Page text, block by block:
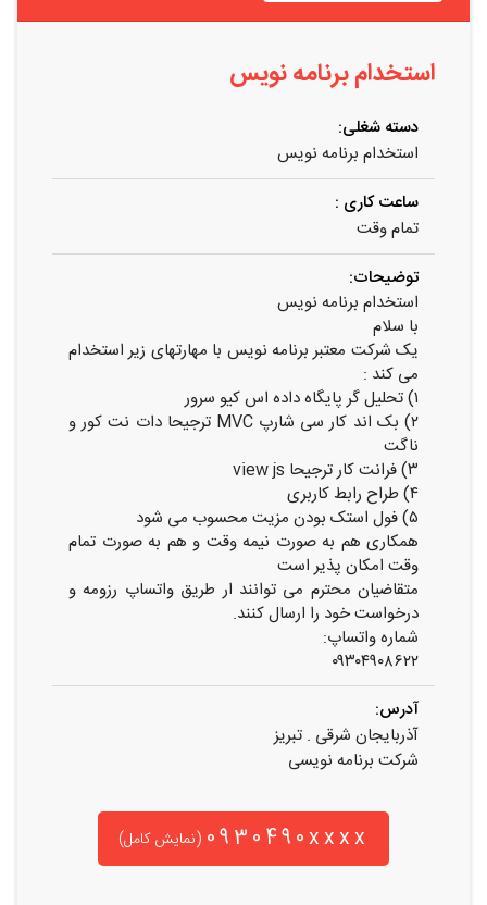
استخدام برنامه نویس
دسته شغلی:
استخدام برنامه نویس
ساعت کاری :
تمام وقت
توضیحات:
استخدام برنامه نویس
با سلام
یک شرکت معتبر برنامه نویس با مهارتهای زیر استخدام
می کند :
۱) تحلیل گر پایگاه داده اس کیو سرور
۲) بک اند کار سی شارپ MVC ترجیحا دات نت کور و
ناگت
۳) فرانت کار ترجیحا view js
۴) طراح رابط کاربری
۵) فول استک بودن مزیت محسوب می شود
همکاری هم به صورت نیمه وقت و هم به صورت تمام
وقت امکان پذیر است
متقاضیان محترم می توانند ار طریق واتساپ رزومه و
درخواست خود را ارسال کنند.
شماره واتساپ:
۰۹۳۰۴۹۰۸۶۲۲
آدرس:
آذربایجان شرقی . تبریز
شرکت برنامه نویسی
0930490xxxx (نمایش کامل)